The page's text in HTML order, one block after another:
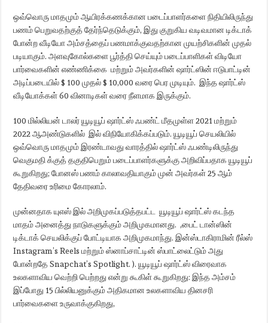
ஒவ்வொரு மாதமும் ஆயிரக்கணக்கான படைப்பாளர்களை நிதியிலிருந்து
பணம் பெறுவதற்குத் தேர்ந்தெடுக்கும், இது குறுகிய வடிவமான டிக்டாக்
போன்ற வீடியோ அம்சத்தைப் பணமாக்குவதற்கான முயற்சிகளின் முதல்
படியாகும். அளவுகோல்களை பூர்த்தி செய்யும் படைப்பாளிகள் விடியோ
பார்வைகளின் எண்ணிக்கை மற்றும் அவர்களின் ஷார்ட்ஸின் ஈடுபாட்டின்
அடிப்படையில் $ 100 முதல் $ 10,000 வரை பெர முடியும். இந்த ஷார்ட்ஸ்
வீடியோக்கள் 60 வினாடிகள் வரை நீளமாக இருக்கும்.
100 மில்லியன் டாலர் யூடியூப் ஷார்ட்ஸ் ஃபண்ட் மீதமுள்ள 2021 மற்றும்
2022 ஆஅண்டுகளில் இல் விநியோகிக்கப்படும். யூடியூப் செயலியில்
ஒவ்வொரு மாதமும் இரண்டாவது வாரத்தில் ஷார்ட்ஸ் ஃபண்டிலிருந்து
வெகுமதி க்குத் தகுதிபெறும் படைப்பாளர்களுக்கு அறிவிப்பதாக யூடியூப்
கூறுகிறது; போனஸ் பணம் காலாவதியாகும் முன் அவர்கள் 25 ஆம்
தேதிவரை உரிமை கோரலாம்.
முன்னதாக யுஎஸ் இல் அறிமுகப்படுத்தபட்ட யூடியூப் ஷார்ட்ஸ் கடந்த
மாதம் அனைத்து நாடுகளுக்கும் அறிமுகமானது. ,பைட் டான்ஸின்
டிக்டாக் செயலிக்குப் போட்டியாக அறிமுகமாந்து. இன்ஸ்டாகிராமின் ரீல்ஸ்
Instagram’s Reels மற்றும் ஸ்னாப்சாட்டின் ஸ்பாட்லைட்டும் அது
போன்றதே Snapchat’s Spotlight. ). யூடியூப் ஷார்ட்ஸ் விரைவாக
உலகளாவிய வெற்றி பெற்றது என்று கூகிள் கூறுகிறது: இந்த அம்சம்
இப்போது 15 பில்லியனுக்கும் அதிகமான உலகளாவிய தினசரி
பார்வைகளை உருவாக்குகிறது,